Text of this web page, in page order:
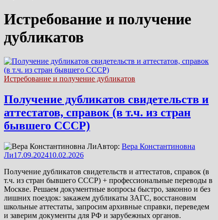
Истребование и получение
дубликатов
Истребование и получение дубликатов
Получение дубликатов свидетельств и
аттестатов, справок (в т.ч. из стран
бывшего СССР)
Автор: Вера Константиновна
Ли17.09.202410.02.2026
Получение дубликатов свидетельств и аттестатов, справок (в
т.ч. из стран бывшего СССР) + профессиональные переводы в
Москве. Решаем документные вопросы быстро, законно и без
лишних поездок: закажем дубликаты ЗАГС, восстановим
школьные аттестаты, запросим архивные справки, переведем
и заверим документы для РФ и зарубежных органов.